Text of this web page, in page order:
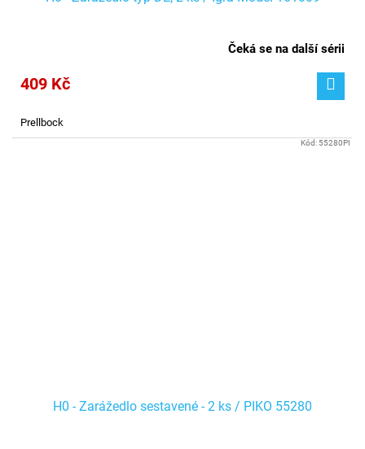
Čeká se na další sérii
409 Kč
Prellbock
H0 - Zarážedlo sestavené - 2 ks / PIKO 55280
Kód: 55280PI